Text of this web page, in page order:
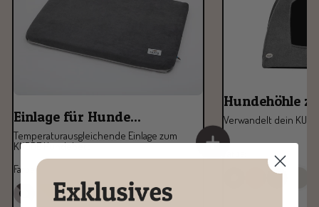
Einlage für Hunde...
Temperaturausgleichende Einlage zum
KUDDE Hundebett
Farbe: grau/hellgrau
Hundehöhle
Verwandelt dein
dunkelgrau